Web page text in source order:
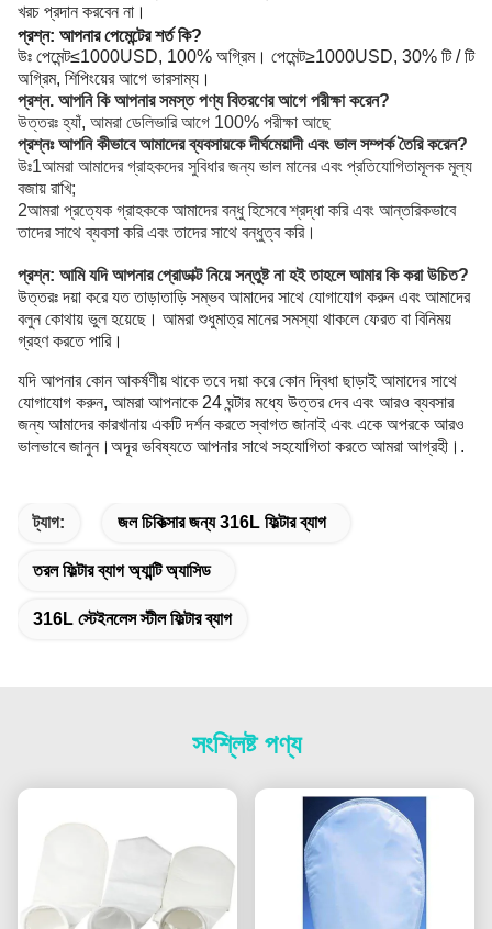
খরচ প্রদান করবেন না।
প্রশ্ন: আপনার পেমেন্টের শর্ত কি?
উঃ পেমেন্ট≤1000USD, 100% অগ্রিম। পেমেন্ট≥1000USD, 30% টি / টি
অগ্রিম, শিপিংয়ের আগে ভারসাম্য।
প্রশ্ন. আপনি কি আপনার সমস্ত পণ্য বিতরণের আগে পরীক্ষা করেন?
উত্তরঃ হ্যাঁ, আমরা ডেলিভারি আগে 100% পরীক্ষা আছে
প্রশ্নঃ আপনি কীভাবে আমাদের ব্যবসায়কে দীর্ঘমেয়াদী এবং ভাল সম্পর্ক তৈরি করেন?
উঃ1আমরা আমাদের গ্রাহকদের সুবিধার জন্য ভাল মানের এবং প্রতিযোগিতামূলক মূল্য
বজায় রাখি;
2আমরা প্রত্যেক গ্রাহককে আমাদের বন্ধু হিসেবে শ্রদ্ধা করি এবং আন্তরিকভাবে
তাদের সাথে ব্যবসা করি এবং তাদের সাথে বন্ধুত্ব করি।
প্রশ্ন: আমি যদি আপনার প্রোডাক্ট নিয়ে সন্তুষ্ট না হই তাহলে আমার কি করা উচিত?
উত্তরঃ দয়া করে যত তাড়াতাড়ি সম্ভব আমাদের সাথে যোগাযোগ করুন এবং আমাদের
বলুন কোথায় ভুল হয়েছে। আমরা শুধুমাত্র মানের সমস্যা থাকলে ফেরত বা বিনিময়
গ্রহণ করতে পারি।
যদি আপনার কোন আকর্ষণীয় থাকে তবে দয়া করে কোন দ্বিধা ছাড়াই আমাদের সাথে
যোগাযোগ করুন, আমরা আপনাকে 24 ঘন্টার মধ্যে উত্তর দেব এবং আরও ব্যবসার
জন্য আমাদের কারখানায় একটি দর্শন করতে স্বাগত জানাই এবং একে অপরকে আরও
ভালভাবে জানুন।অদূর ভবিষ্যতে আপনার সাথে সহযোগিতা করতে আমরা আগ্রহী।.
ট্যাগ: জল চিকিত্সার জন্য 316L ফিল্টার ব্যাগ
তরল ফিল্টার ব্যাগ অ্যান্টি অ্যাসিড
316L স্টেইনলেস স্টীল ফিল্টার ব্যাগ
সংশ্লিষ্ট পণ্য